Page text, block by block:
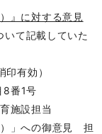
』に対する意見
いて記載していた
有効）
番1号
施設担当
」への御意見 担